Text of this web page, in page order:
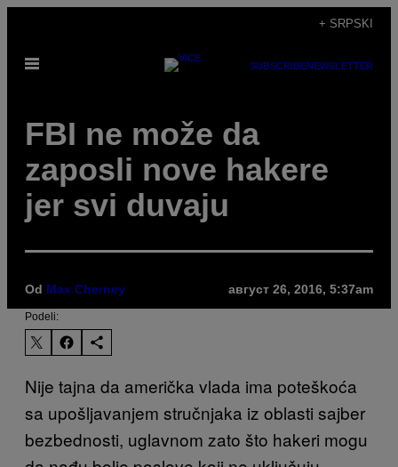
садржај
+ SRPSKI
Otvori
SUBSCRIBENEWSLETTER
FBI ne može da
zaposli nove hakere
jer svi duvaju
Od Max Cherney август 26, 2016, 5:37am
Podeli:
Nije tajna da američka vlada ima poteškoća
sa upošljavanjem stručnjaka iz oblasti sajber
bezbednosti, uglavnom zato što hakeri mogu